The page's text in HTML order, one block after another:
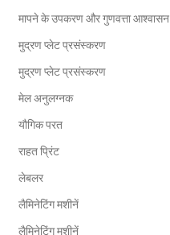
मापने के उपकरण और गुणवत्ता आश्वासन
मुद्रण प्लेट प्रसंस्करण
मुद्रण प्लेट प्रसंस्करण
मेल अनुलग्नक
यौगिक परत
राहत प्रिंट
लेबलर
लैमिनेटिंग मशीनें
लैमिनेटिंग मशीनें